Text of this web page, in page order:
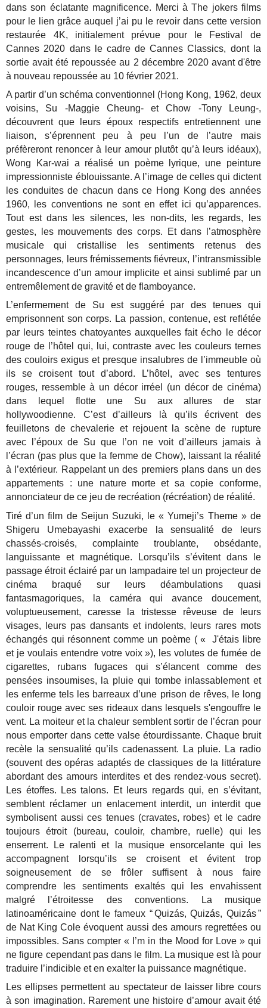
dans son éclatante magnificence. Merci à The jokers films
pour le lien grâce auquel j’ai pu le revoir dans cette version
restaurée 4K, initialement prévue pour le Festival de
Cannes 2020 dans le cadre de Cannes Classics, dont la
sortie avait été repoussée au 2 décembre 2020 avant d'être
à nouveau repoussée au 10 février 2021.
A partir d’un schéma conventionnel (Hong Kong, 1962, deux
voisins, Su -Maggie Cheung- et Chow -Tony Leung-,
découvrent que leurs époux respectifs entretiennent une
liaison, s’éprennent peu à peu l’un de l’autre mais
préfèreront renoncer à leur amour plutôt qu’à leurs idéaux),
Wong Kar-wai a réalisé un poème lyrique, une peinture
impressionniste éblouissante. A l’image de celles qui dictent
les conduites de chacun dans ce Hong Kong des années
1960, les conventions ne sont en effet ici qu’apparences.
Tout est dans les silences, les non-dits, les regards, les
gestes, les mouvements des corps. Et dans l’atmosphère
musicale qui cristallise les sentiments retenus des
personnages, leurs frémissements fiévreux, l’intransmissible
incandescence d’un amour implicite et ainsi sublimé par un
entremêlement de gravité et de flamboyance.
L’enfermement de Su est suggéré par des tenues qui
emprisonnent son corps. La passion, contenue, est reflétée
par leurs teintes chatoyantes auxquelles fait écho le décor
rouge de l’hôtel qui, lui, contraste avec les couleurs ternes
des couloirs exigus et presque insalubres de l’immeuble où
ils se croisent tout d’abord. L’hôtel, avec ses tentures
rouges, ressemble à un décor irréel (un décor de cinéma)
dans lequel flotte une Su aux allures de star
hollywoodienne. C’est d’ailleurs là qu’ils écrivent des
feuilletons de chevalerie et rejouent la scène de rupture
avec l’époux de Su que l’on ne voit d’ailleurs jamais à
l’écran (pas plus que la femme de Chow), laissant la réalité
à l’extérieur. Rappelant un des premiers plans dans un des
appartements : une nature morte et sa copie conforme,
annonciateur de ce jeu de recréation (récréation) de réalité.
Tiré d’un film de Seijun Suzuki, le « Yumeji’s Theme » de
Shigeru Umebayashi exacerbe la sensualité de leurs
chassés-croisés, complainte troublante, obsédante,
languissante et magnétique. Lorsqu’ils s’évitent dans le
passage étroit éclairé par un lampadaire tel un projecteur de
cinéma braqué sur leurs déambulations quasi
fantasmagoriques, la caméra qui avance doucement,
voluptueusement, caresse la tristesse rêveuse de leurs
visages, leurs pas dansants et indolents, leurs rares mots
échangés qui résonnent comme un poème ( « J'étais libre
et je voulais entendre votre voix »), les volutes de fumée de
cigarettes, rubans fugaces qui s’élancent comme des
pensées insoumises, la pluie qui tombe inlassablement et
les enferme tels les barreaux d’une prison de rêves, le long
couloir rouge avec ses rideaux dans lesquels s'engouffre le
vent. La moiteur et la chaleur semblent sortir de l’écran pour
nous emporter dans cette valse étourdissante. Chaque bruit
recèle la sensualité qu’ils cadenassent. La pluie. La radio
(souvent des opéras adaptés de classiques de la littérature
abordant des amours interdites et des rendez-vous secret).
Les étoffes. Les talons. Et leurs regards qui, en s’évitant,
semblent réclamer un enlacement interdit, un interdit que
symbolisent aussi ces tenues (cravates, robes) et le cadre
toujours étroit (bureau, couloir, chambre, ruelle) qui les
enserrent. Le ralenti et la musique ensorcelante qui les
accompagnent lorsqu’ils se croisent et évitent trop
soigneusement de se frôler suffisent à nous faire
comprendre les sentiments exaltés qui les envahissent
malgré l’étroitesse des conventions. La musique
latinoaméricaine dont le fameux “ Quizás, Quizás, Quizás ”
de Nat King Cole évoquent aussi des amours regrettées ou
impossibles. Sans compter « I’m in the Mood for Love » qui
ne figure cependant pas dans le film. La musique est là pour
traduire l’indicible et en exalter la puissance magnétique.
Les ellipses permettent au spectateur de laisser libre cours
à son imagination. Rarement une histoire d’amour avait été